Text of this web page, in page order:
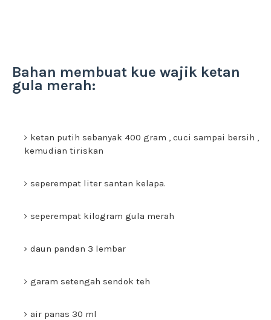
Bahan membuat kue wajik ketan
gula merah:
ketan putih sebanyak 400 gram , cuci sampai bersih ,
kemudian tiriskan
seperempat liter santan kelapa.
seperempat kilogram gula merah
daun pandan 3 lembar
garam setengah sendok teh
air panas 30 ml